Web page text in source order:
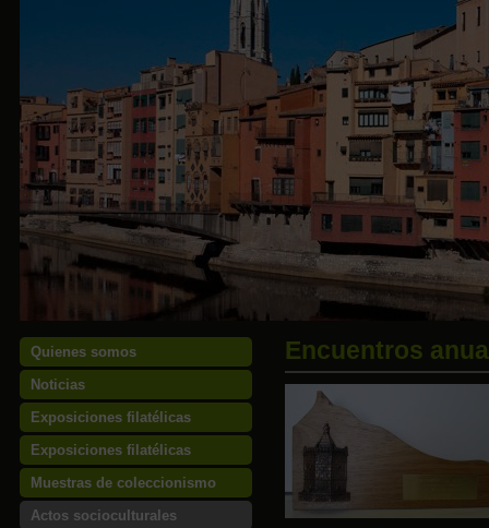
Quienes somos
Noticias
Exposiciones filatélicas
Exposiciones filatélicas
Muestras de coleccionismo
Actos socioculturales
Encuentros